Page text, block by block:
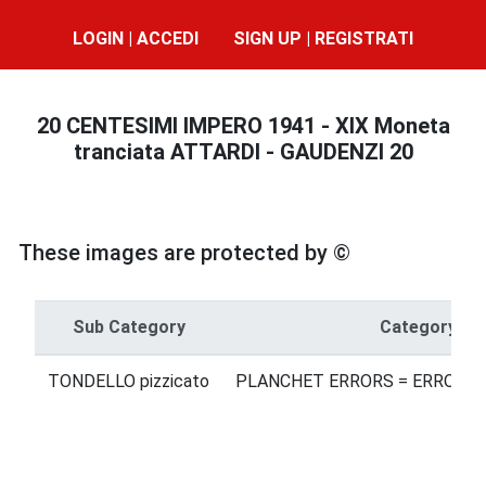
LOGIN | ACCEDI SIGN UP | REGISTRATI
20 CENTESIMI IMPERO 1941 - XIX Moneta
tranciata ATTARDI - GAUDENZI 20
These images are protected by ©
Sub Category Category
TONDELLO pizzicato PLANCHET ERRORS = ERRORI